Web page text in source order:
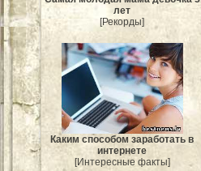
лет
[Рекорды]
Каким способом заработать в
интернете
[Интересные факты]